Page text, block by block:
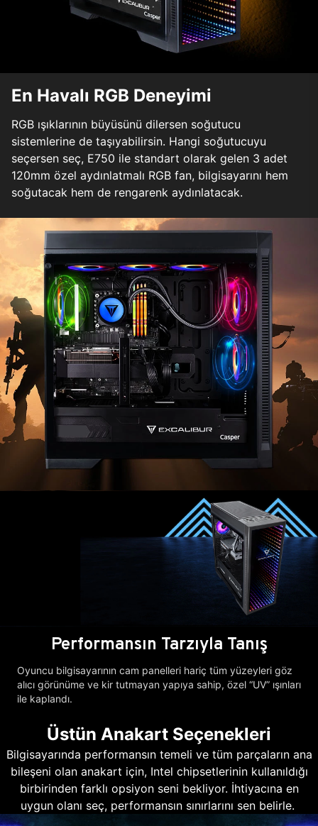
En Havalı RGB Deneyimi
RGB ışıklarının büyüsünü dilersen soğutucu
sistemlerine de taşıyabilirsin. Hangi soğutucuyu
seçersen seç, E750 ile standart olarak gelen 3 adet
120mm özel aydınlatmalı RGB fan, bilgisayarını hem
soğutacak hem de rengarenk aydınlatacak.
Performansın Tarzıyla Tanış
Oyuncu bilgisayarının cam panelleri hariç tüm yüzeyleri göz
alıcı görünüme ve kir tutmayan yapıya sahip, özel “UV” ışınları
ile kaplandı.
Üstün Anakart Seçenekleri
Bilgisayarında performansın temeli ve tüm parçaların ana
bileşeni olan anakart için, Intel chipsetlerinin kullanıldığı
birbirinden farklı opsiyon seni bekliyor. İhtiyacına en
uygun olanı seç, performansın sınırlarını sen belirle.